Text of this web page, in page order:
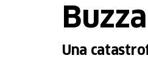
Una